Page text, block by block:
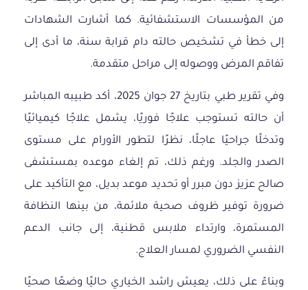
من المؤسسات الاستشفائية. كما أشارت الشهادات
إلى خطأ في تشخيص حالته دام قرابة سنة، ما أدى إلى
تفاقم المرض ووصوله إلى مراحل متقدمة.
وفي تقرير طبي بتاريخ 27 جوان 2025، أكد طبيبه المباشر
أن حالته تستوجب علاجًا فوريًا، يشمل علاجًا كيميائيًا
وتدخلًا جراحيًا عاجلًا، نظرًا لتطور الأورام على مستوى
الصدر والجلد. ورغم ذلك، تم إلغاء موعده بمستشفى
صالح عزيز دون مبرر أو تحديد موعد بديل، مع التأكيد على
ضرورة توفير ظروف صحية ملائمة، من بينها النظافة
المستمرة، وارتداء ملابس قطنية، إلى جانب الدعم
النفسي الضروري لمسار العلاج.
وبناءً على ذلك، يعيش راشد الخياري حاليًا وضعًا صحيًا